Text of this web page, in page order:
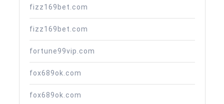
fizz169bet.com
fizz169bet.com
fortune99vip.com
fox689ok.com
fox689ok.com